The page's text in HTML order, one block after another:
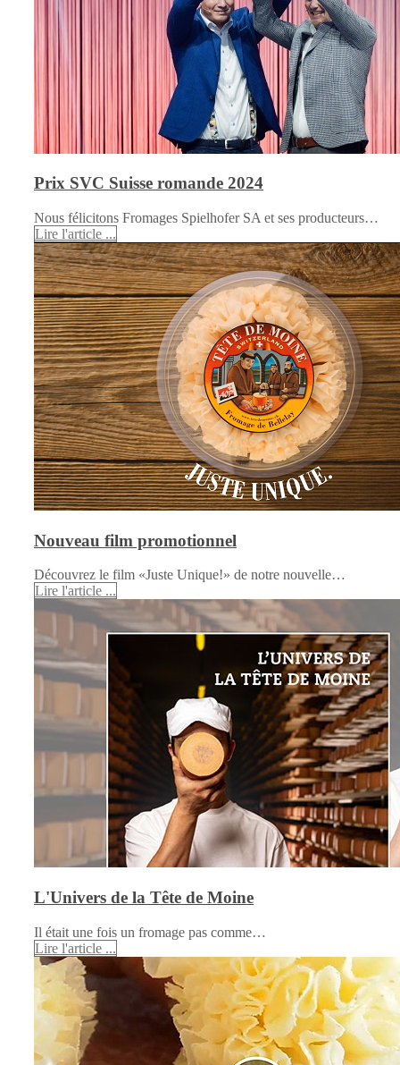
Prix SVC Suisse romande 2024
Nous félicitons Fromages Spielhofer SA et ses producteurs…
Lire l'article ...
Nouveau film promotionnel
Découvrez le film «Juste Unique!» de notre nouvelle…
Lire l'article ...
L'Univers de la Tête de Moine
Il était une fois un fromage pas comme…
Lire l'article ...